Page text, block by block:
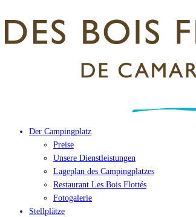
Der Campingplatz
Preise
Unsere Dienstleistungen
Lageplan des Campingplatzes
Restaurant Les Bois Flottés
Fotogalerie
Stellplätze